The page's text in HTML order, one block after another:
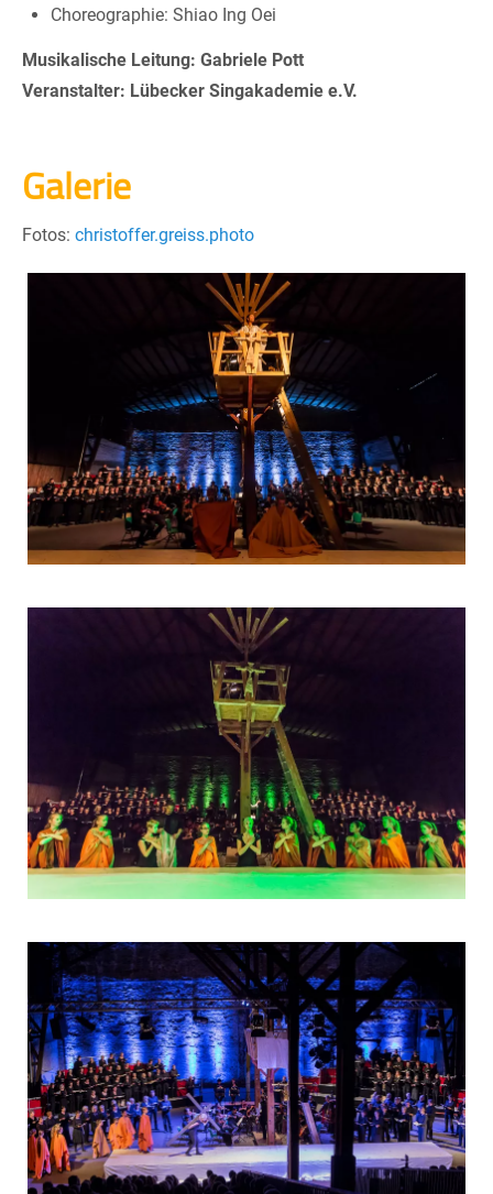
Choreographie: Shiao Ing Oei
Musikalische Leitung: Gabriele Pott
Veranstalter: Lübecker Singakademie e.V.
Galerie
Fotos: christoffer.greiss.photo